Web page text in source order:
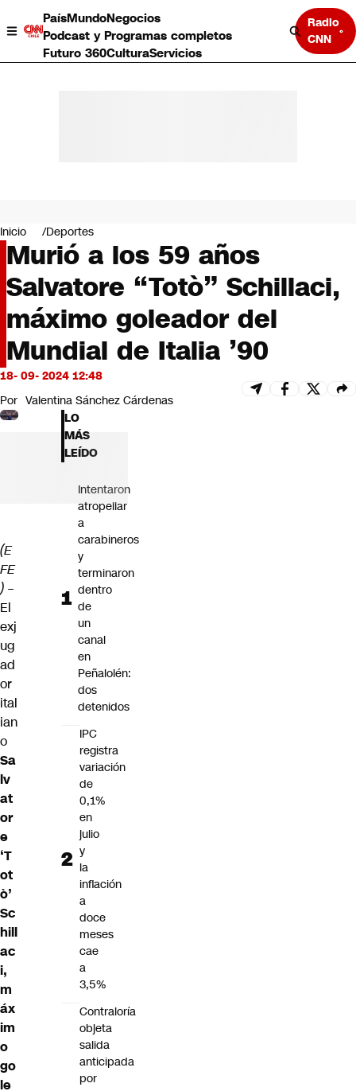
PaísMundoNegocios
Podcast y Programas completos
Futuro 360CulturaServicios
Radio
CNN
Negocios
Deportes
Programas completos
Cultura
Servicios
Bits
CNN tiempo
Futuro 360
Inicio Deportes
Murió a los 59 años
Salvatore “Totò” Schillaci,
máximo goleador del
Mundial de Italia ’90
18- 09- 2024 12:48
Por Valentina Sánchez Cárdenas
(E
FE
) –
El
exj
ug
ad
or
ital
ian
o
Sa
lv
at
or
e
‘T
ot
ò’
Sc
hill
ac
i,
m
áx
im
o
go
le
LO
MÁS
LEÍDO
Intentaron
atropellar
a
carabineros
y
terminaron
dentro
de
un
canal
en
Peñalolén:
dos
detenidos
IPC
registra
variación
de
0,1%
en
julio
y
la
inflación
a
doce
meses
cae
a
3,5%
Contraloría
objeta
salida
anticipada
por